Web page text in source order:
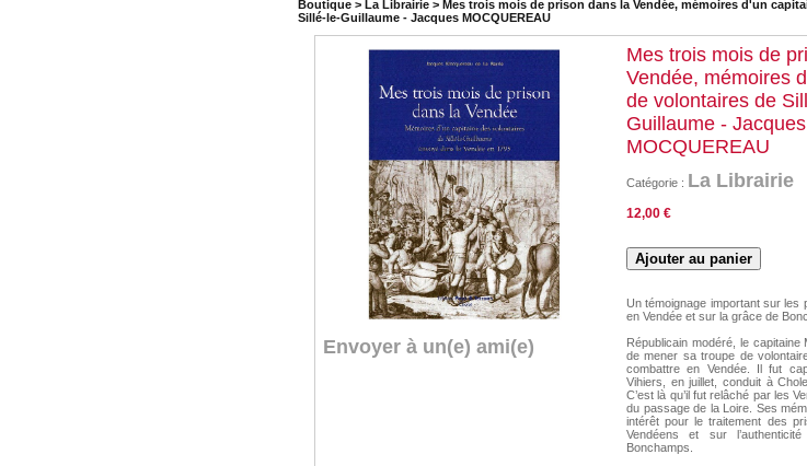
Boutique > La Librairie > Mes trois mois de prison dans la Vendée, mémoires d'un
Sillé-le-Guillaume - Jacques MOCQUEREAU
Envoyer à un(e) ami(e)
Mes trois mois de
Vendée, mémoires
de volontaires de
Guillaume - Jacques
MOCQUEREAU
Catégorie : La Librairie
12,00 €
Un témoignage important sur les
en Vendée et sur la grâce de
Républicain modéré, le
de mener sa troupe de
combattre en Vendée. Il fut
Vihiers, en juillet, conduit à
C’est là qu’il fut relâché par les
du passage de la Loire. Ses
intérêt pour le traitement des
Vendéens et sur
Bonchamps.